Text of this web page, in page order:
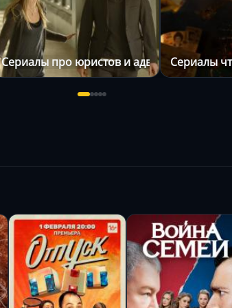
Сериалы про юристов и адвокатовСериалы